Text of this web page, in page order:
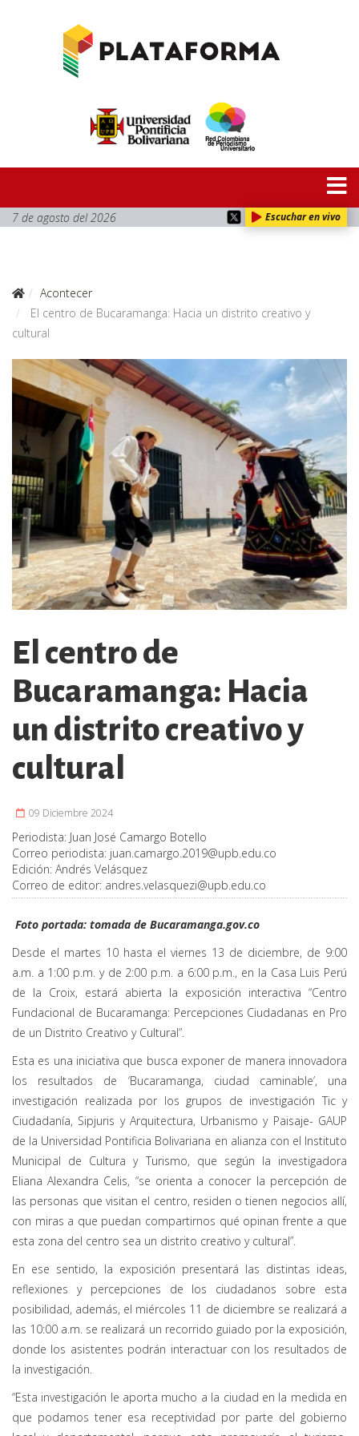
7 de agosto del 2026 Escuchar en vivo
Acontecer
El centro de Bucaramanga: Hacia un distrito creativo y
cultural
El centro de
Bucaramanga: Hacia
un distrito creativo y
cultural
09 Diciembre 2024
Periodista: Juan José Camargo Botello
Correo periodista: juan.camargo.2019@upb.edu.co
Edición: Andrés Velásquez
Correo de editor: andres.velasquezi@upb.edu.co
Foto portada: tomada de Bucaramanga.gov.co
Desde el martes 10 hasta el viernes 13 de diciembre, de 9:00
a.m. a 1:00 p.m. y de 2:00 p.m. a 6:00 p.m., en la Casa Luis Perú
de la Croix, estará abierta la exposición interactiva “Centro
Fundacional de Bucaramanga: Percepciones Ciudadanas en Pro
de un Distrito Creativo y Cultural”.
Esta es una iniciativa que busca exponer de manera innovadora
los resultados de ‘Bucaramanga, ciudad caminable’, una
investigación realizada por los grupos de investigación Tic y
Ciudadanía, Sipjuris y Arquitectura, Urbanismo y Paisaje- GAUP
de la Universidad Pontificia Bolivariana en alianza con el Instituto
Municipal de Cultura y Turismo, que según la investigadora
Eliana Alexandra Celis, “se orienta a conocer la percepción de
las personas que visitan el centro, residen o tienen negocios allí,
con miras a que puedan compartirnos qué opinan frente a que
esta zona del centro sea un distrito creativo y cultural”.
En ese sentido, la exposición presentará las distintas ideas,
reflexiones y percepciones de los ciudadanos sobre esta
posibilidad, además, el miércoles 11 de diciembre se realizará a
las 10:00 a.m. se realizará un recorrido guiado por la exposición,
donde los asistentes podrán interactuar con los resultados de
la investigación.
“Esta investigación le aporta mucho a la ciudad en la medida en
que podamos tener esa receptividad por parte del gobierno